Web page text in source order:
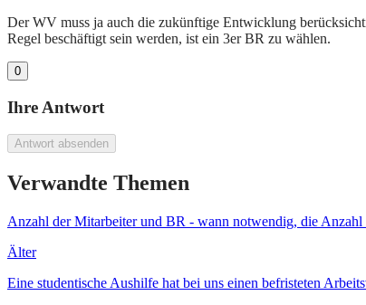
Der WV muss ja auch die zukünftige Entwicklung
Regel beschäftigt sein werden, ist ein 3er BR zu wählen.
0
Ihre Antwort
Antwort absenden
Verwandte Themen
Anzahl der Mitarbeiter und BR - wann notwendig, die Anzahl
Älter
Eine studentische Aushilfe hat bei uns einen befristeten